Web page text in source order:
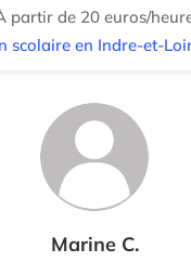
partir de 20 euros/
scolaire en Indre-et-
Marine C.